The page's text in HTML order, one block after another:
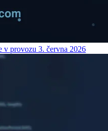
v provozu 3. června 2026